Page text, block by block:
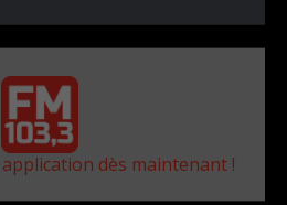
dès maintenant !